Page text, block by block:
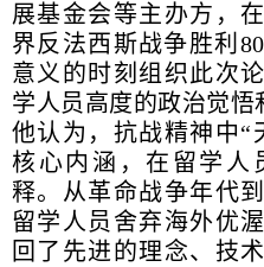
展基金会等主办方，
界反法西斯战争胜利
意义的时刻组织此次
学人员高度的政治觉悟
他认为，抗战精神中“
核心内涵，在留学人
释。从革命战争年代
留学人员舍弃海外优
回了先进的理念、技